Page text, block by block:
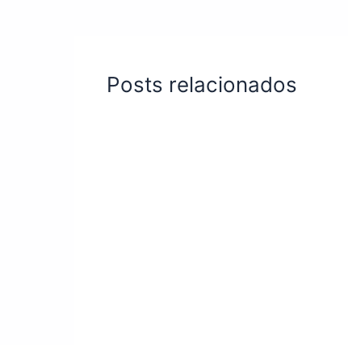
Posts relacionados